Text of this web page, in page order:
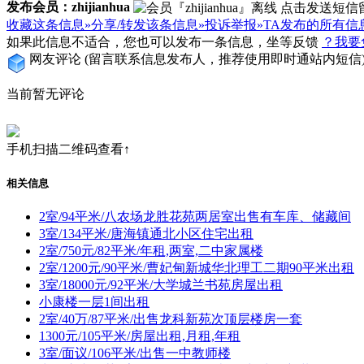
发布会员：zhijianhua
收藏这条信息»分享/转发该条信息»投诉举报»TA发布的所有信
如果此信息不适合，您也可以发布一条信息，坐等反馈 ？我
网友评论 (留言联系信息发布人，推荐使用即时通站内短信
当前暂无评论
手机扫描二维码查看↑
相关信息
2室/94平米/八农场龙胜花苑两居室出售有车库、储藏间
3室/134平米/唐海镇通北小区住宅出租
2室/750元/82平米/年租,两室,二中家属楼
2室/1200元/90平米/曹妃甸新城华北理工二期90平米出租
3室/18000元/92平米/大学城兰书苑房屋出租
小康楼一层1间出租
2室/40万/87平米/出售龙科新苑次顶层楼房一套
1300元/105平米/房屋出租,月租,年租
3室/面议/106平米/出售一中教师楼